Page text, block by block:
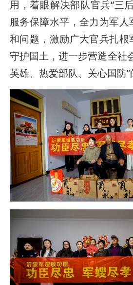
用，着眼解决部队官兵“三
服务保障水平，全力为军
和问题，激励广大官兵扎根
守护国土，进一步营造全社
英雄、热爱部队、关心国防”